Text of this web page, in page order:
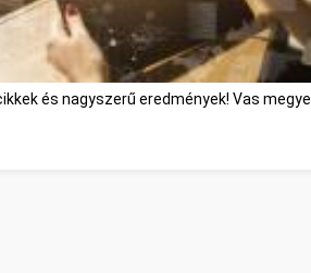
és nagyszerű eredmények! Vas megye